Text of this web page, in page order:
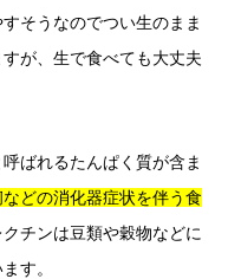
そうなのでつい生のまま
が、生で食べても大丈夫
ばれるたんぱく質が含ま
どの消化器症状を伴う食
クチンは豆類や穀物などに
す。